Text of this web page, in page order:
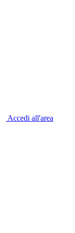
Accedi all'area